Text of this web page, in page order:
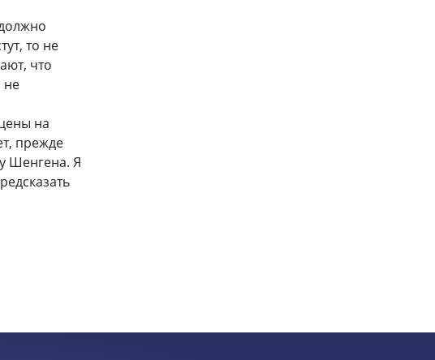
то не
что
не
на
прежде
Шенгена. Я